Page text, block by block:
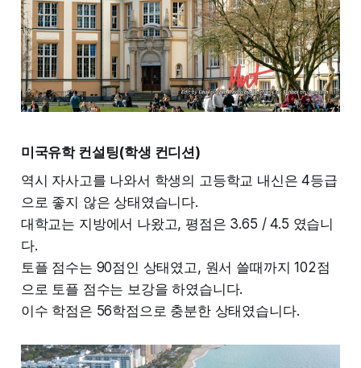
미국유학 컨설팅(학생 컨디션)
역시 자사고를 나와서 학생의 고등학교 내신은 4등급
으로 좋지 않은 상태였습니다.
대학교는 지방에서 나왔고, 평점은 3.65 / 4.5 였습니
다.
토플 점수는 90점인 상태였고, 원서 쓸때까지 102점
으로 토플 점수는 보강을 하였습니다.
이수 학점은 56학점으로 충분한 상태였습니다.